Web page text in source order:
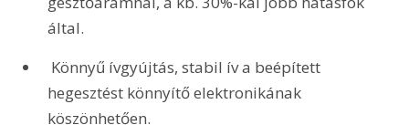
által.
hegesztést könnyítő elektronikának
köszönhetően.